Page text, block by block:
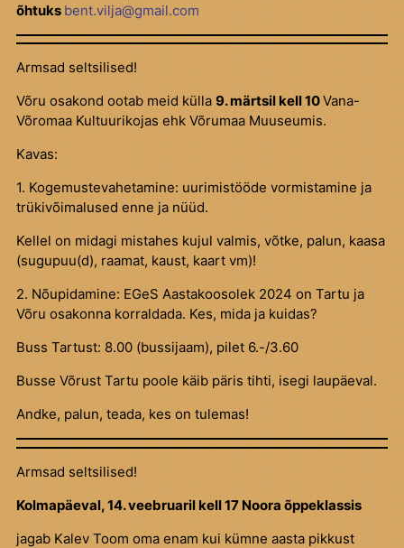
õhtuks bent.vilja@gmail.com
Armsad seltsilised!
Võru osakond ootab meid külla 9. märtsil kell 10Vana-
Võromaa Kultuurikojas ehk Võrumaa Muuseumis.
Kavas:
1. Kogemustevahetamine: uurimistööde vormistamine ja
trükivõimalused enne ja nüüd.
Kellel on midagi mistahes kujul valmis, võtke, palun, kaasa
(sugupuu(d), raamat, kaust, kaart vm)!
2. Nõupidamine: EGeS Aastakoosolek 2024 on Tartu ja
Võru osakonna korraldada. Kes, mida ja kuidas?
Buss Tartust: 8.00 (bussijaam), pilet 6.-/3.60
Busse Võrust Tartu poole käib päris tihti, isegi laupäeval.
Andke, palun, teada, kes on tulemas!
Armsad seltsilised!
Kolmapäeval, 14. veebruaril kell 17 Noora õppeklassis
jagab Kalev Toom oma enam kui kümne aasta pikkust